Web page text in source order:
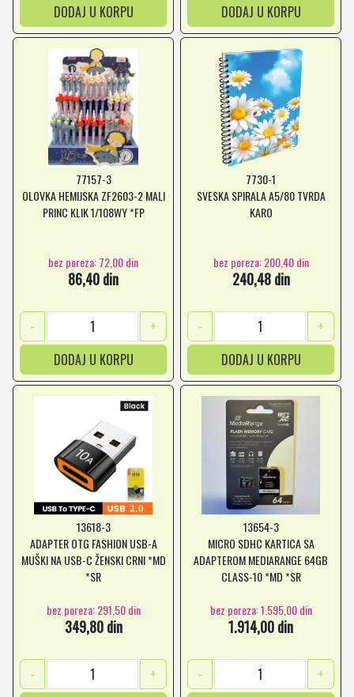
DODAJ U KORPU DODAJ U KORPU
77157-3
OLOVKA HEMIJSKA ZF2603-2 MALI
PRINC KLIK 1/108WY *FP
bez poreza: 72,00 din
86,40 din
-
+
DODAJ U KORPU
7730-1
SVESKA SPIRALA A5/80 TVRDA
KARO
bez poreza: 200,40 din
240,48 din
-
+
DODAJ U KORPU
13618-3
ADAPTER OTG FASHION USB-A
MUŠKI NA USB-C ŽENSKI CRNI *MD
*SR
bez poreza: 291,50 din
349,80 din
-
+
13654-3
MICRO SDHC KARTICA SA
ADAPTEROM MEDIARANGE 64GB
CLASS-10 *MD *SR
bez poreza: 1.595,00 din
1.914,00 din
-
+